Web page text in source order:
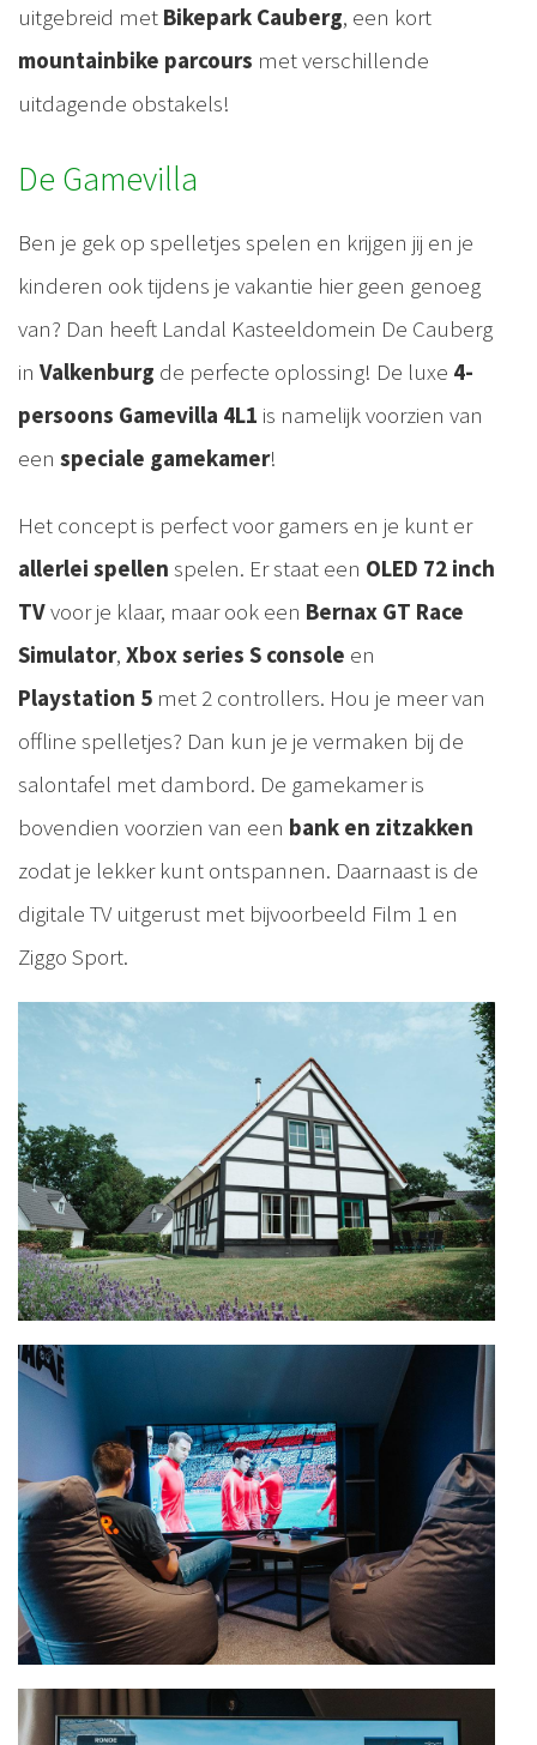
uitgebreid met Bikepark Cauberg, een kort
mountainbike parcours met verschillende
uitdagende obstakels!
De Gamevilla
Ben je gek op spelletjes spelen en krijgen jij en je
kinderen ook tijdens je vakantie hier geen genoeg
van? Dan heeft Landal Kasteeldomein De Cauberg
in Valkenburg de perfecte oplossing! De luxe 4-
persoons Gamevilla 4L1 is namelijk voorzien van
een speciale gamekamer!
Het concept is perfect voor gamers en je kunt er
allerlei spellen spelen. Er staat een OLED 72 inch
TVvoor je klaar, maar ook een Bernax GT Race
Simulator, Xbox series S console en
Playstation 5 met 2 controllers. Hou je meer van
offline spelletjes? Dan kun je je vermaken bij de
salontafel met dambord. De gamekamer is
bovendien voorzien van een bank en zitzakken
zodat je lekker kunt ontspannen. Daarnaast is de
digitale TV uitgerust met bijvoorbeeld Film 1 en
Ziggo Sport.